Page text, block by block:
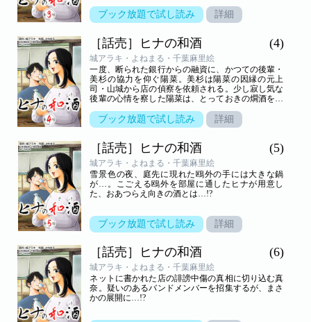
ブック放題で試し読み 詳細
［話売］ヒナの和酒 (4)
城アラキ・よねまる・千葉麻里絵
一度、断られた銀行からの融資に、かつての後輩・
美杉の協力を仰ぐ陽菜。美杉は陽菜の因縁の元上
司・山城から店の偵察を依頼される。少し寂し気な
後輩の心情を察した陽菜は、とっておきの燗酒を用
ブック放題で試し読み 詳細
［話売］ヒナの和酒 (5)
城アラキ・よねまる・千葉麻里絵
雪景色の夜、庭先に現れた鴎外の手には大きな鍋
が…。こごえる鴎外を部屋に通したヒナが用意し
た、おあつらえ向きの酒とは…!?
ブック放題で試し読み 詳細
［話売］ヒナの和酒 (6)
城アラキ・よねまる・千葉麻里絵
ネットに書かれた店の誹謗中傷の真相に切り込む真
奈。疑いのあるバンドメンバーを招集するが、まさ
かの展開に…!?